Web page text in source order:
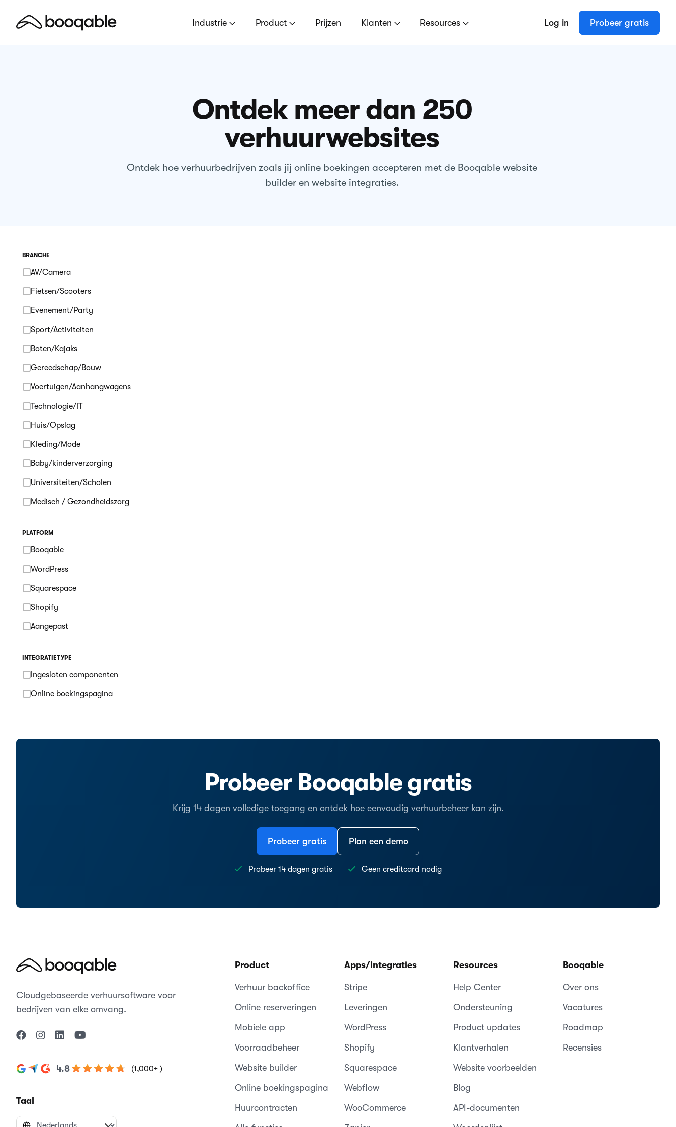
Industrie Product Prijzen Klanten Resources Log in Probeer gratis
Ontdek meer dan 250
verhuurwebsites
Ontdek hoe verhuurbedrijven zoals jij online boekingen accepteren met de Booqable website
builder en website integraties.
BRANCHE
AV/Camera
Fietsen/Scooters
Evenement/Party
Sport/Activiteiten
Boten/Kajaks
Gereedschap/Bouw
Voertuigen/Aanhangwagens
Technologie/IT
Huis/Opslag
Kleding/Mode
Baby/kinderverzorging
Universiteiten/Scholen
Medisch / Gezondheidszorg
PLATFORM
Booqable
WordPress
Squarespace
Shopify
Aangepast
INTEGRATIETYPE
Ingesloten componenten
Online boekingspagina
Probeer Booqable gratis
Krijg 14 dagen volledige toegang en ontdek hoe eenvoudig verhuurbeheer kan zijn.
Probeer gratis Plan een demo
Probeer 14 dagen gratis Geen creditcard nodig
Cloudgebaseerde verhuursoftware voor
bedrijven van elke omvang.
4.8 (1,000+ )
Taal
Product
Verhuur backoffice
Online reserveringen
Mobiele app
Voorraadbeheer
Website builder
Online boekingspagina
Huurcontracten
Apps/integraties
Stripe
Leveringen
WordPress
Shopify
Squarespace
Webflow
WooCommerce
Resources
Help Center
Ondersteuning
Product updates
Klantverhalen
Website voorbeelden
Blog
API-documenten
Booqable
Over ons
Vacatures
Roadmap
Recensies